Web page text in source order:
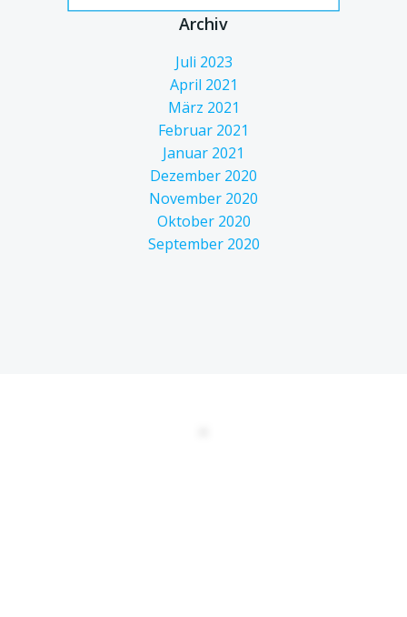
Archiv
Juli 2023
April 2021
März 2021
Februar 2021
Januar 2021
Dezember 2020
November 2020
Oktober 2020
September 2020